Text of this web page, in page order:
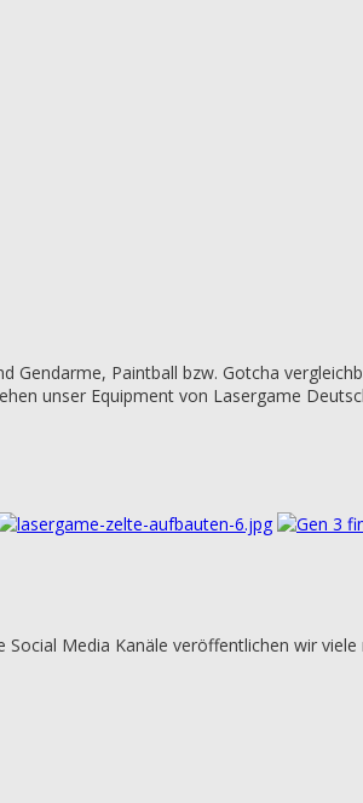
Paintball bzw. Gotcha
unser Equipment von Lasergame
Media Kanäle veröffentlichen wir